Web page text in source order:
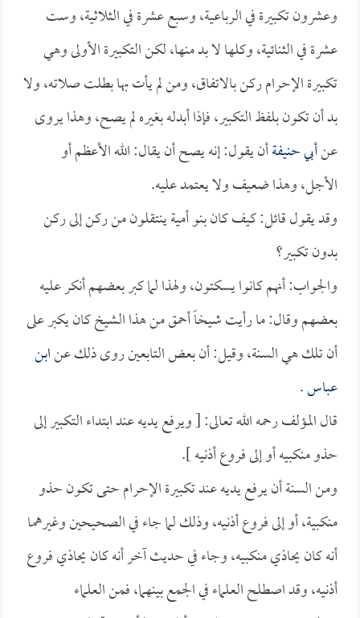
وعشرون تكبيرة في الرباعية، وسبع عشرة في الثلاثية، وست
عشرة في الثنائية، وكلها لا بد منها، لكن التكبيرة الأولى وهي
تكبيرة الإحرام ركن بالاتفاق، ومن لم يأت بها بطلت صلاته، ولا
بد أن تكون بلفظ التكبير، فإذا أبدله بغيره لم يصح، وهذا يروى
عنأبي حنيفةأن يقول: إنه يصح أن يقال: الله الأعظم أو
الأجل، وهذا ضعيف ولا يعتمد عليه.
وقد يقول قائل: كيف كان بنو أمية ينتقلون من ركن إلى ركن
بدون تكبير؟
والجواب: أنهم كانوا يسكتون، ولهذا لما كبر بعضهم أنكر عليه
بعضهم وقال: ما رأيت شيخاً أحمق من هذا الشيخ كان يكبر على
أن تلك هي السنة، وقيل: أن بعض التابعين روى ذلك عنابن
عباس.
قال المؤلف رحمه الله تعالى: [ ويرفع يديه عند ابتداء التكبير إلى
حذو منكبيه أو إلى فروع أذنيه ].
ومن السنة أن يرفع يديه عند تكبيرة الإحرام حتى تكون حذو
منكبية، أو إلى فروع أذنيه، وذلك لما جاء في الصحيحين وغيرهما
أنه كان يحاذي منكبيه، وجاء في حديث آخر أنه كان يحاذي فروع
أذنيه، وقد اصطلح العلماء في الجمع بينهما، فمن العلماء